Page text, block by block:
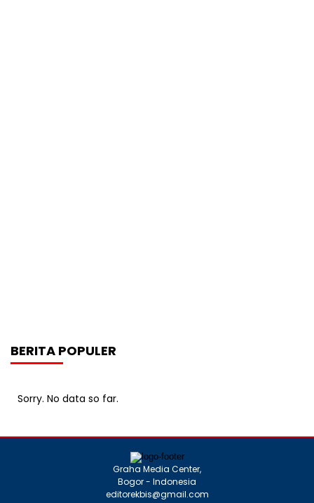
BERITA POPULER
Sorry. No data so far.
Graha Media Center,
Bogor - Indonesia
editorekbis@gmail.com